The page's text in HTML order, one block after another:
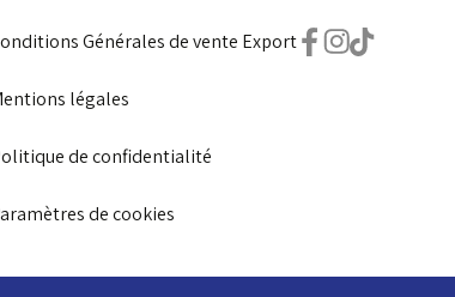
Générales de vente Export
légales
de confidentialité
de cookies